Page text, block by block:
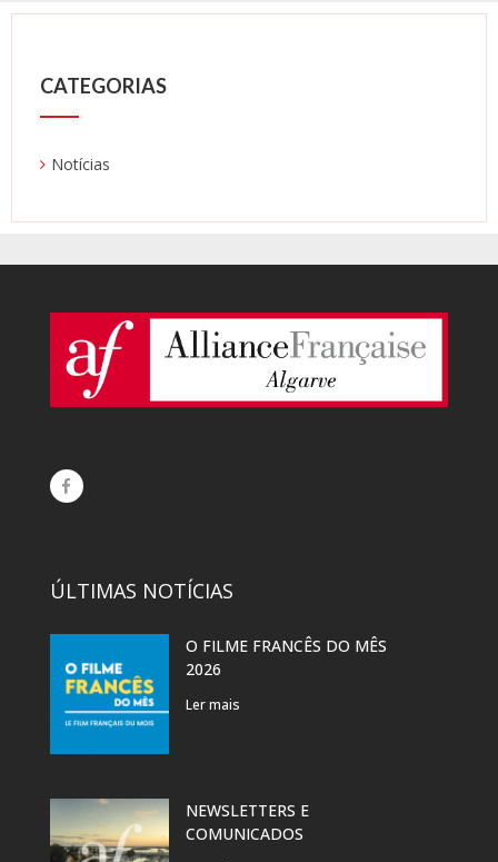
CATEGORIAS
Notícias
ÚLTIMAS NOTÍCIAS
O FILME FRANCÊS DO MÊS
2026
Ler mais
NEWSLETTERS E
COMUNICADOS